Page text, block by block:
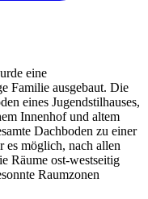
eine
Familie ausgebaut. Die
eines Jugendstilhauses,
Innenhof und altem
Dachboden zu einer
es möglich, nach allen
Räume ost-westseitig
Raumzonen